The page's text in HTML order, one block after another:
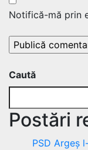
Notifică-mă prin
Caută
Postări
PSD Argeș